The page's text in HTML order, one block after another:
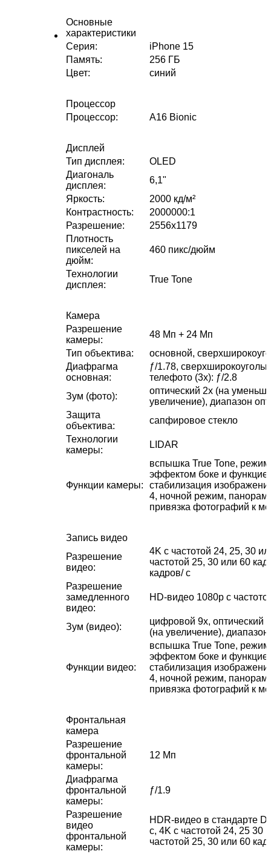
Основные
характеристики
Серия:
iPhone 15
Память:
256 ГБ
Цвет: синий
Процессор
Процессор: A16 Bionic
Дисплей
Тип дисплея:
OLED
Диагональ
дисплея:
6,1"
Яркость:
2000 кд/м²
Контрастность:
2000000:1
Разрешение:
2556x1179
Плотность
пикселей на
дюйм:
460 пикс/дюйм
Технологии
дисплея:
True Tone
Камера
Разрешение
камеры:
48 Мп + 24 Мп
Тип объектива:
основной,
Диафрагма
основная:
ƒ/1.78,
телефото (3x): ƒ/2.8
Зум (фото):
оптический 2x (на
увеличение), диапазон
Защита
объектива:
сапфировое стекло
Технологии
камеры:
LIDAR
Функции камеры:
вспышка True Tone,
эффектом боке и
стабилизация
4, ночной режим,
привязка фотографий к
Запись видео
Разрешение
видео:
4K с частотой 24, 25, 30
частотой 25, 30 или 60
кадров/ с
Разрешение
замедленного
видео:
HD-видео 1080р c
Зум (видео):
цифровой 9х, оптический
(на увеличение), диапазон
Функции видео:
вспышка True Tone,
эффектом боке и
стабилизация
4, ночной режим,
привязка фотографий к
Фронтальная
камера
Разрешение
фронтальной
камеры:
12 Мп
Диафрагма
фронтальной
камеры:
ƒ/1.9
Разрешение
видео
фронтальной
камеры:
HDR‑видео в стандарте
с, 4K с частотой 24, 25 30
частотой 25, 30 или 60